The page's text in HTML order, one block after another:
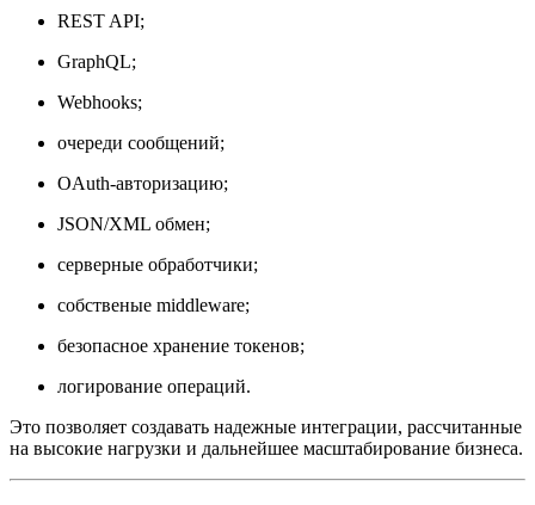
REST API;
GraphQL;
Webhooks;
очереди сообщений;
OAuth-авторизацию;
JSON/XML обмен;
серверные обработчики;
собственые middleware;
безопасное хранение токенов;
логирование операций.
Это позволяет создавать надежные интеграции, рассчитанные
на высокие нагрузки и дальнейшее масштабирование бизнеса.